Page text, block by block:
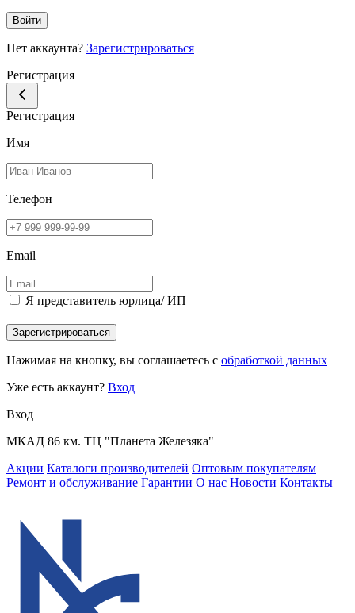
Войти
Нет аккаунта? Зарегистрироваться
Регистрация
Регистрация
Имя
Телефон
Email
Я представитель юрлица/ ИП
Зарегистрироваться
Нажимая на кнопку, вы соглашаетесь с обработкой данных
Уже есть аккаунт? Вход
Вход
МКАД 86 км. ТЦ "Планета Железяка"
Акции Каталоги производителей Оптовым покупателям
Ремонт и обслуживание Гарантии О нас Новости Контакты